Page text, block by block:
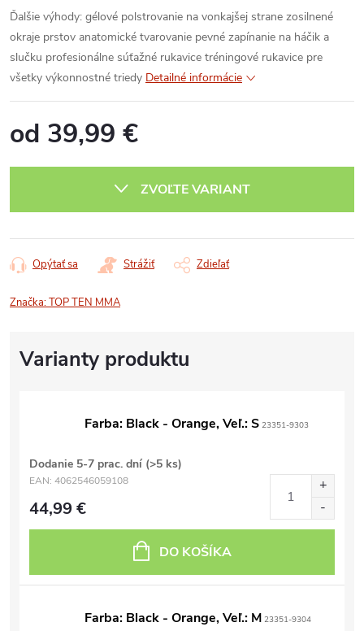
Ďalšie výhody: gélové polstrovanie na vonkajšej strane zosilnené
okraje prstov anatomické tvarovanie pevné zapínanie na háčik a
slučku profesionálne súťažné rukavice tréningové rukavice pre
všetky výkonnostné triedy Detailné informácie
od 39,99 €
ZVOĽTE VARIANT
Opýtať sa Strážiť Zdieľať
Značka:TOP TEN MMA
Farba: Black - Orange, Veľ.: S 23351-9303
Dodanie 5-7 prac. dní (>5 ks)
EAN: 4062546059108
44,99 €
DO KOŠÍKA
Farba: Black - Orange, Veľ.: M 23351-9304